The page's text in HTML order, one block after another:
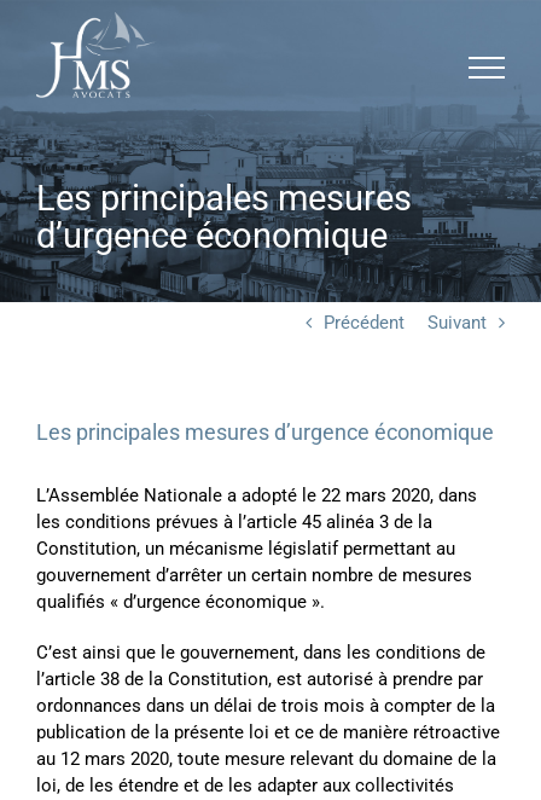
contenu
Les principales mesures
d’urgence économique
Précédent Suivant
Les principales mesures d’urgence économique
L’Assemblée Nationale a adopté le 22 mars 2020, dans
les conditions prévues à l’article 45 alinéa 3 de la
Constitution, un mécanisme législatif permettant au
gouvernement d’arrêter un certain nombre de mesures
qualifiés « d’urgence économique ».
C’est ainsi que le gouvernement, dans les conditions de
l’article 38 de la Constitution, est autorisé à prendre par
ordonnances dans un délai de trois mois à compter de la
publication de la présente loi et ce de manière rétroactive
au 12 mars 2020, toute mesure relevant du domaine de la
loi, de les étendre et de les adapter aux collectivités
Panneau de gestion des cookies